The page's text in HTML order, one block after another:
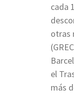
cada
otras
el
más